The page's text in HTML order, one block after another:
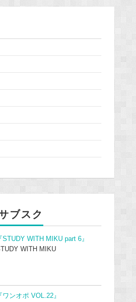
ブスク
STUDY WITH MIKU part 6』
WITH MIKU
ワンオポ VOL.22』